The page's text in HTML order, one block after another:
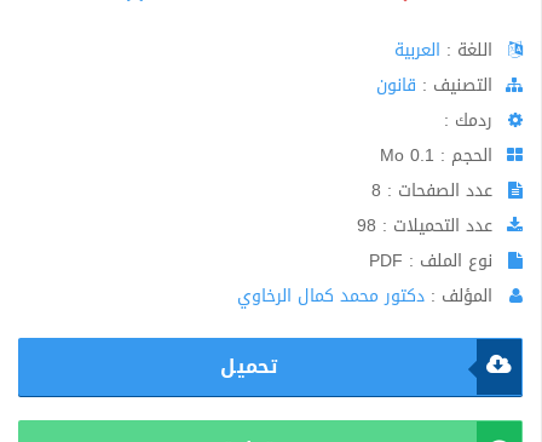
اللغة : العربية
اﻟﺘﺼﻨﻴﻒ : قانون
ردمك :
الحجم : 0.1 Mo
عدد الصفحات : 8
عدد التحميلات : 98
نوع الملف : PDF
المؤلف : دكتور محمد كمال الرخاوي
تحميل